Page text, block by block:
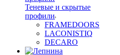
Теневые и скрытые
профили
FRAMEDOORS
LACONISTIQ
DECARO